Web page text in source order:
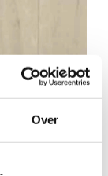
Over